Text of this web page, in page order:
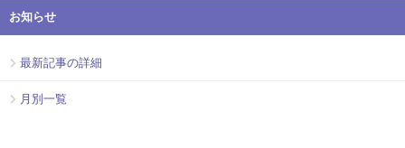
お知らせ
最新記事の詳細
月別一覧